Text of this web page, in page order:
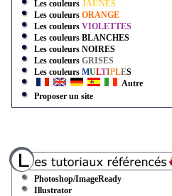
Les couleurs JAUNES
Les couleurs ORANGE
Les couleurs VIOLETTES
Les couleurs BLANCHES
Les couleurs NOIRES
Les couleurs GRISES
Les couleurs MULTIPLES
Autre
Proposer un site
Photoshop/ImageReady
Illustrator